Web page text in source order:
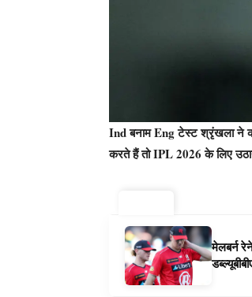
Ind बनाम Eng टेस्ट श्रृंखला ने
करते हैं तो IPL 2026 के लिए
मेलबर्न